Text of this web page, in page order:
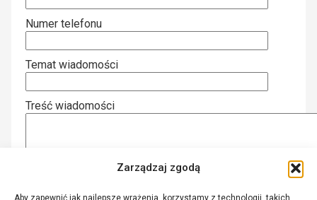
Zarządzaj zgodą
Aby zapewnić jak najlepsze wrażenia, korzystamy z technologii, takich
Numer telefonu
Temat wiadomości
Treść wiadomości